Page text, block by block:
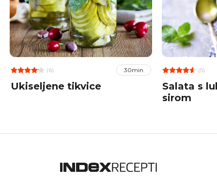
(6) 30min
Ukiseljene tikvice
(5)
Salata s
sirom